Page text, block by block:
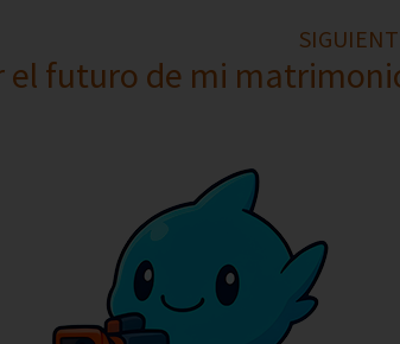
el futuro de mi